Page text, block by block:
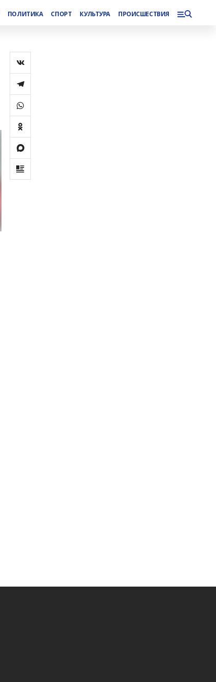
ПОЛИТИКА СПОРТ КУЛЬТУРА ПРОИСШЕСТВИЯ